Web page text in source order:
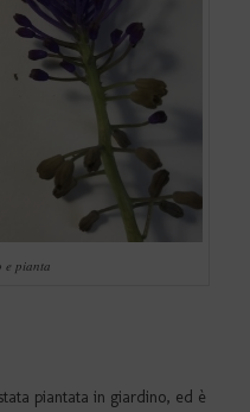
e pianta
piantata in giardino, ed è